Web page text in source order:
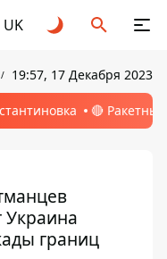
UK
19:57, 17 Декабря 2023
🔴
Украина
границ